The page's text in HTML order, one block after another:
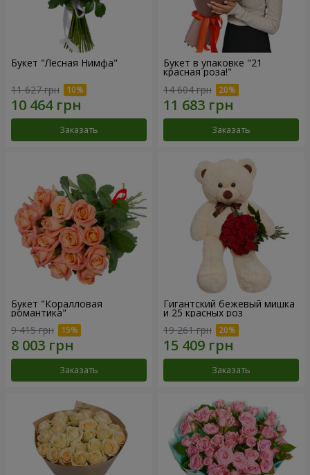
Букет "Лесная Нимфа"
11 627 грн
Заказать
Букет в упаковке "21
красная роза!"
14 604 грн
Заказать
Букет "Коралловая
романтика"
9 415 грн
Заказать
Гигантский бежевый мишка
и 25 красных роз
19 261 грн
Заказать